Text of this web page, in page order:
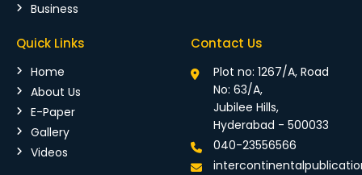
Business
Quick Links
Home
About Us
E-Paper
Gallery
Videos
Contact Us
Plot no: 1267/A, Road
No: 63/A,
Jubilee Hills,
Hyderabad - 500033
040-23556566